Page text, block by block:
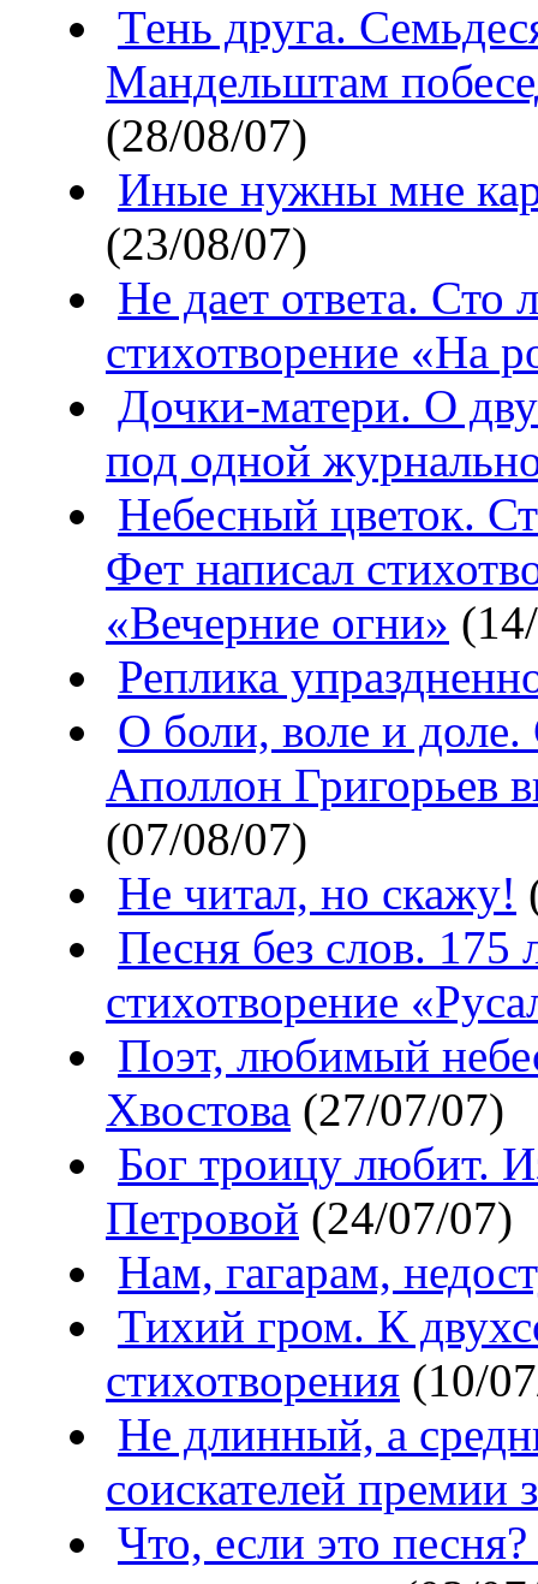
Тень друга.
Мандельштам
(28/08/07)
Иные нужны мне
(23/08/07)
Не дает ответа. Сто
стихотворение «На
Дочки-матери. О
под одной
Небесный цветок.
Фет написал
«Вечерние огни»
Реплика
О боли, воле и доле.
Аполлон Григорьев
(07/08/07)
Не читал, но скажу!
Песня без слов. 175
стихотворение
Поэт, любимый
Хвостова (27/07/07)
Бог троицу любит.
Петровой (24/07/07)
Нам, гагарам,
Тихий гром. К
стихотворения (10/
Не длинный, а
соискателей премии
Что, если это